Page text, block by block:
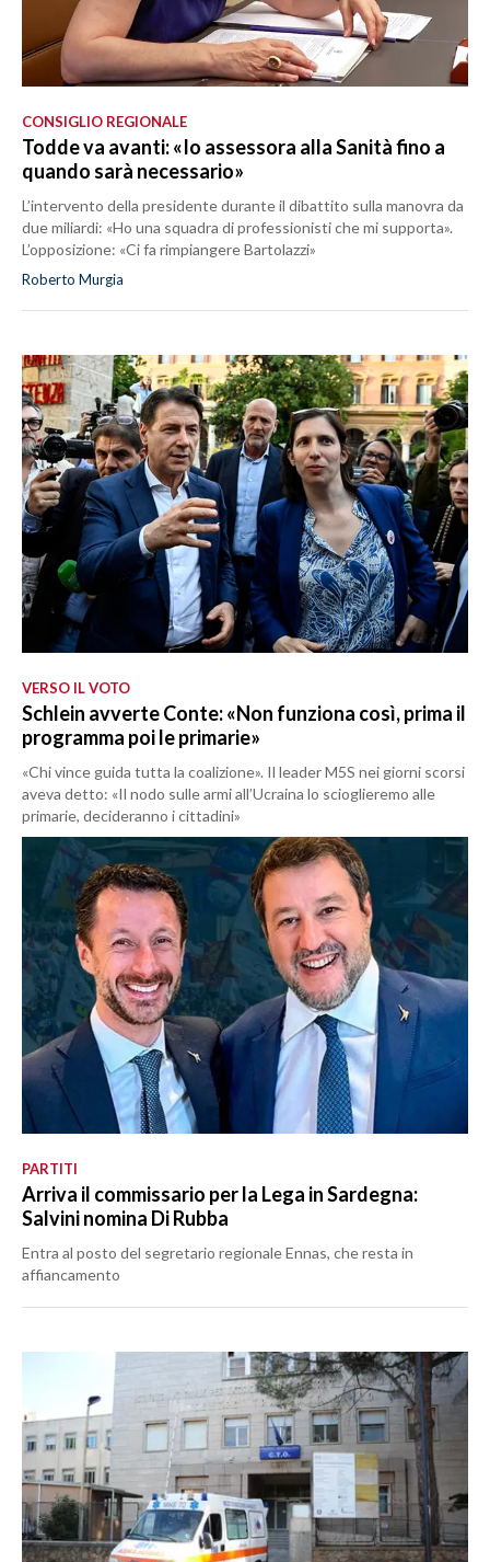
CONSIGLIO REGIONALE
Todde va avanti: «Io assessora alla Sanità fino a
quando sarà necessario»
L’intervento della presidente durante il dibattito sulla manovra da
due miliardi: «Ho una squadra di professionisti che mi supporta».
L’opposizione: «Ci fa rimpiangere Bartolazzi»
Roberto Murgia
VERSO IL VOTO
Schlein avverte Conte: «Non funziona così, prima il
programma poi le primarie»
«Chi vince guida tutta la coalizione». Il leader M5S nei giorni scorsi
aveva detto: «Il nodo sulle armi all’Ucraina lo scioglieremo alle
primarie, decideranno i cittadini»
PARTITI
Arriva il commissario per la Lega in Sardegna:
Salvini nomina Di Rubba
Entra al posto del segretario regionale Ennas, che resta in
affiancamento